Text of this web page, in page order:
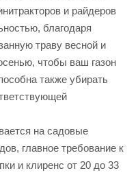
и райдеров
благодаря
траву весной и
чтобы ваш газон
также убирать
на садовые
главное требование к
и клиренс от 20 до 33